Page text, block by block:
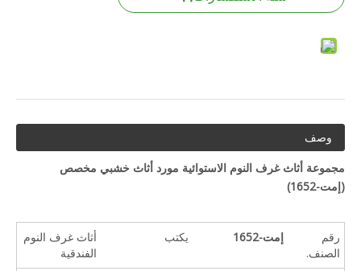
وصف
مجموعة أثاث غرف النوم الاستوائية مورد أثاث خشبي مخصص
(إمت-1652 )
رقم
الصنف.
إمت-1652 يكتب
أثاث غرف النوم
الفندقية